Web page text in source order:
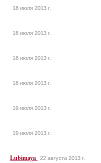
18 июля 2013 г.
18 июля 2013 г.
18 июля 2013 г.
18 июля 2013 г.
19 июля 2013 г.
19 июля 2013 г.
Lubimaya 22 августа 2013 г.